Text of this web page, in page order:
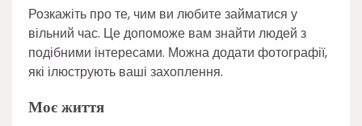
Розкажіть про те, чим ви любите займатися у
вільний час. Це допоможе вам знайти людей з
подібними інтересами. Можна додати фотографії,
які ілюструють ваші захоплення.
Моє життя